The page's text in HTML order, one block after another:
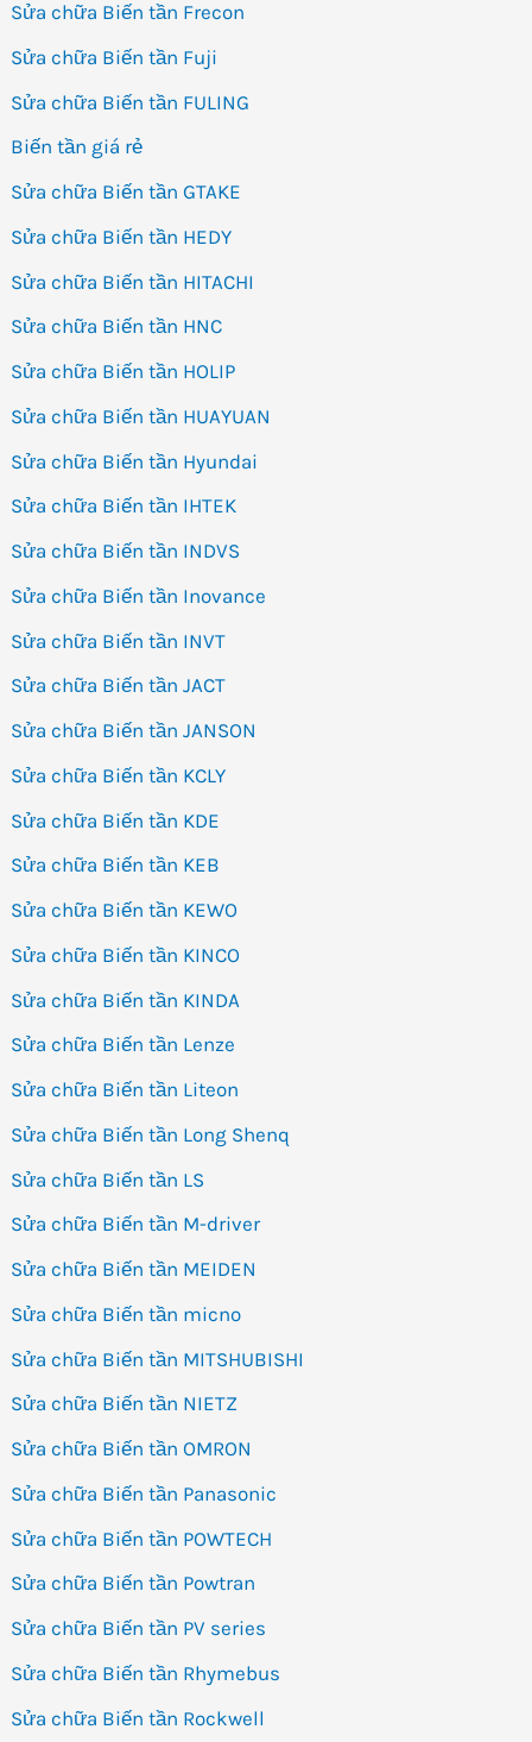
Sửa chữa Biến tần Frecon
Sửa chữa Biến tần Fuji
Sửa chữa Biến tần FULING
Biến tần giá rẻ
Sửa chữa Biến tần GTAKE
Sửa chữa Biến tần HEDY
Sửa chữa Biến tần HITACHI
Sửa chữa Biến tần HNC
Sửa chữa Biến tần HOLIP
Sửa chữa Biến tần HUAYUAN
Sửa chữa Biến tần Hyundai
Sửa chữa Biến tần IHTEK
Sửa chữa Biến tần INDVS
Sửa chữa Biến tần Inovance
Sửa chữa Biến tần INVT
Sửa chữa Biến tần JACT
Sửa chữa Biến tần JANSON
Sửa chữa Biến tần KCLY
Sửa chữa Biến tần KDE
Sửa chữa Biến tần KEB
Sửa chữa Biến tần KEWO
Sửa chữa Biến tần KINCO
Sửa chữa Biến tần KINDA
Sửa chữa Biến tần Lenze
Sửa chữa Biến tần Liteon
Sửa chữa Biến tần Long Shenq
Sửa chữa Biến tần LS
Sửa chữa Biến tần M-driver
Sửa chữa Biến tần MEIDEN
Sửa chữa Biến tần micno
Sửa chữa Biến tần MITSHUBISHI
Sửa chữa Biến tần NIETZ
Sửa chữa Biến tần OMRON
Sửa chữa Biến tần Panasonic
Sửa chữa Biến tần POWTECH
Sửa chữa Biến tần Powtran
Sửa chữa Biến tần PV series
Sửa chữa Biến tần Rhymebus
Sửa chữa Biến tần Rockwell